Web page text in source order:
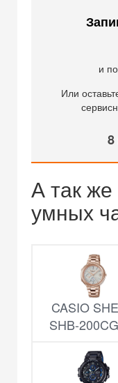
и
Или
8
А так
умных
CASIO
SHB-